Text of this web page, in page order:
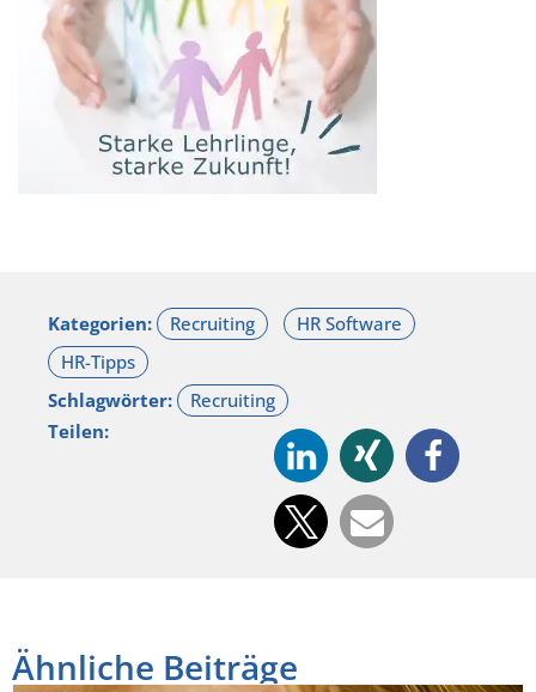
Kategorien:
Schlagwörter:
Teilen:
Ähnliche Beiträge